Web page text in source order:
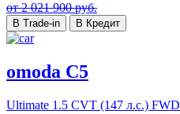
от 2 021 900 руб.
В Trade-in В Кредит
omoda C5
Ultimate 1.5 CVT (147 л.с.) FWD